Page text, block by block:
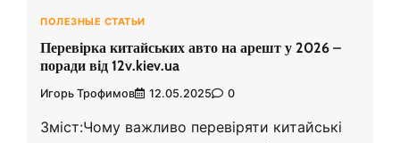
ПОЛЕЗНЫЕ СТАТЬИ
Перевірка китайських авто на арешт у 2026 –
поради від 12v.kiev.ua
Игорь Трофимов 12.05.2025 0
Зміст:Чому важливо перевіряти китайські